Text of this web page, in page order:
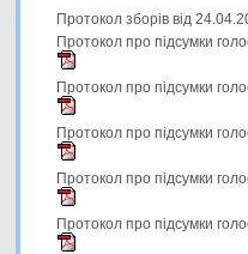
Протокол зборів від
Протокол про підсумки
Протокол про підсумки
Протокол про підсумки
Протокол про підсумки
Протокол про підсумки